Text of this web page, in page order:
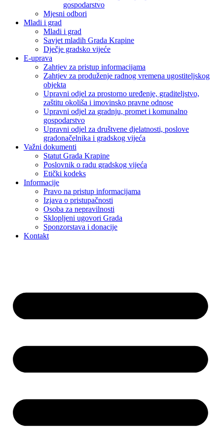
gospodarstvo
Mjesni odbori
Mladi i grad
Mladi i grad
Savjet mladih Grada Krapine
Dječje gradsko vijeće
E-uprava
Zahtjev za pristup informacijama
Zahtjev za produženje radnog vremena ugostiteljskog
objekta
Upravni odjel za prostorno uređenje, graditeljstvo,
zaštitu okoliša i imovinsko pravne odnose
Upravni odjel za gradnju, promet i komunalno
gospodarstvo
Upravni odjel za društvene djelatnosti, poslove
gradonačelnika i gradskog vijeća
Važni dokumenti
Statut Grada Krapine
Poslovnik o radu gradskog vijeća
Etički kodeks
Informacije
Pravo na pristup informacijama
Izjava o pristupačnosti
Osoba za nepravilnosti
Sklopljeni ugovori Grada
Sponzorstava i donacije
Kontakt